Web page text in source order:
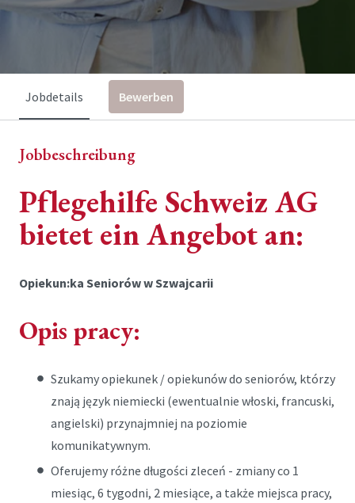
Jobdetails Bewerben
Jobbeschreibung
Pflegehilfe Schweiz AG
bietet ein Angebot an:
Opiekun:ka Seniorów w Szwajcarii
Opis pracy:
Szukamy opiekunek / opiekunów do seniorów, którzy
znają język niemiecki (ewentualnie włoski, francuski,
angielski) przynajmniej na poziomie
komunikatywnym.
Oferujemy różne długości zleceń - zmiany co 1
miesiąc, 6 tygodni, 2 miesiące, a także miejsca pracy,